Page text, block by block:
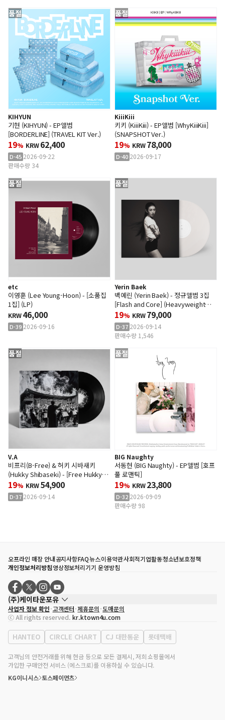
품절
KIHYUN
기현 (KIHYUN) - EP앨범
[BORDERLINE] (TRAVEL KIT Ver.)
19% KRW62,400
D-45 2026-09-22
판매수량 34
품절
KiiiKiii
키키 (KiiiKiii) - EP앨범 [WhyKiiiKiii]
(SNAPSHOT Ver.)
19% KRW78,000
D-40 2026-09-17
품절
etc
이영훈 (Lee Young-Hoon) - [소품집
1집] (LP)
KRW46,000
D-39 2026-09-16
품절
Yerin Baek
백예린 (Yerin Baek) - 정규앨범 3집
[Flash and Core] (Heavyweight
White Color 2LP)
19% KRW79,000
D-37 2026-09-14
판매수량 1,546
품절
V.A
비프리(B-Free) & 허키 시바새키
(Hukky Shibaseki) - [Free Hukky
Shibaseki & the God Sun
Symphony Group : Odyssey.1]
(LP)
19% KRW54,900
D-37 2026-09-14
품절
BIG Naughty
서동현 (BIG Naughty) - EP앨범 [호프
풀 로맨틱]
19% KRW23,800
D-32 2026-09-09
판매수량 98
오프라인 매장 안내공지사항FAQ뉴스이용약관사회적기업활동청소년보호정책
개인정보처리방침영상정보처리기기 운영방침
(주)케이타운포유
대표자
송효민
사업자등록번호
120-87-71116
통신판매업 신고번호 제2011-서울강남-02223
대표전화
02-552-9855
사업자 정보 확인 고객센터 제휴문의 도매문의
ⓒ All rights reserved. kr.ktown4u.com
HANTEO CIRCLE CHART CJ 대한통운 롯데택배
고객님의 안전거래를 위해 현금 등으로 모든 결제시, 저희 쇼핑몰에서
가입한 구매안전 서비스 (에스크로)를 이용하실 수 있습니다.
KG이니시스 토스페이먼츠